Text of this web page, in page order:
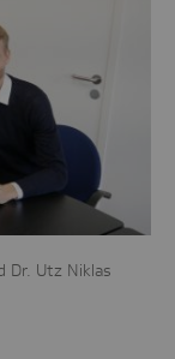
Dr. Utz Niklas